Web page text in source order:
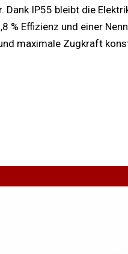
IP55 bleibt die
% Effizienz und einer
maximale Zugkraft